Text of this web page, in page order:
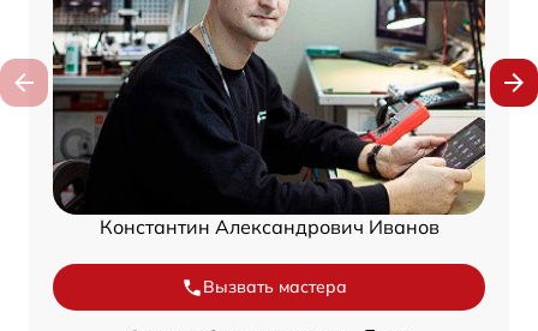
Константин Александрович Иванов
Вызвать мастера